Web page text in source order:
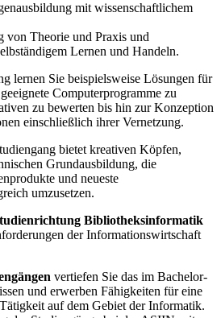
mit wissenschaftlichem
von Theorie und Praxis und
Lernen und Handeln.
lernen Sie beispielsweise Lösungen für
Computerprogramme zu
zu bewerten bis hin zur Konzeption
einschließlich ihrer Vernetzung.
bietet kreativen Köpfen,
Grundausbildung, die
und neueste
umzusetzen.
Bibliotheksinformatik
der Informationswirtschaft
vertiefen Sie das im Bachelor­
und erwerben Fähigkeiten für eine
auf dem Gebiet der Informatik.